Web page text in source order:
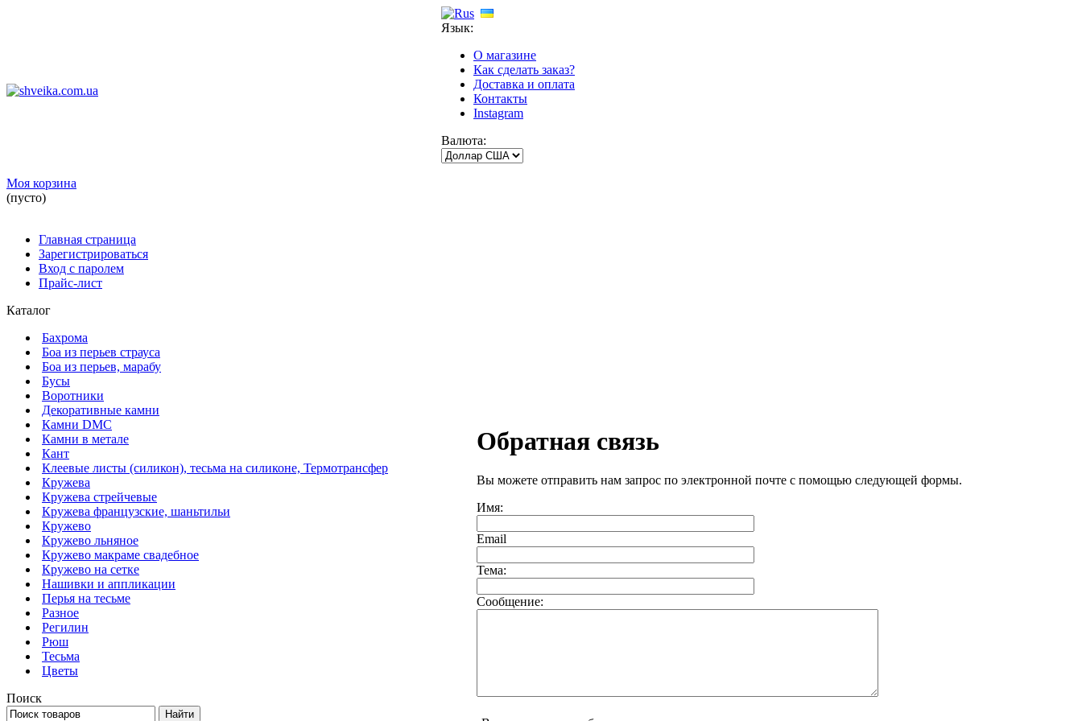
Язык:
О магазине
Как сделать заказ?
Доставка и оплата
Контакты
Instagram
Валюта:
Моя корзина
(пусто)
Главная страница
Зарегистрироваться
Вход с паролем
Прайс-лист
Каталог
Бахрома
Боа из перьев страуса
Боа из перьев, марабу
Бусы
Воротники
Декоративные камни
Камни DMC
Камни в метале
Кант
Клеевые листы (силикон), тесьма на силиконе, Термотрансфер
Кружева
Кружева стрейчевые
Кружева французские, шаньтильи
Кружево
Кружево льняное
Кружево макраме свадебное
Кружево на сетке
Нашивки и аппликации
Перья на тесьме
Разное
Регилин
Рюш
Тесьма
Цветы
Поиск
Обратная связь
Вы можете отправить нам запрос по электронной почте с помощью следующей формы.
Имя:
Email
Тема:
Сообщение: